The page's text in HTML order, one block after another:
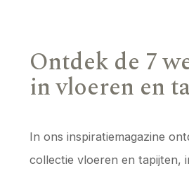
Ontdek de 7
in vloeren en
In ons inspiratiemagazine
collectie vloeren en tapijten,